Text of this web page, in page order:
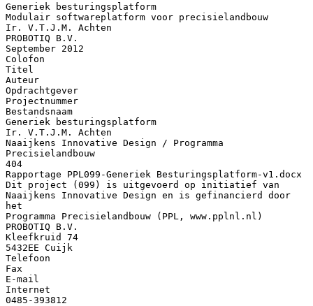
Generiek besturingsplatform
Modulair softwareplatform voor precisielandbouw
Ir. V.T.J.M. Achten
PROBOTIQ B.V.
September 2012
Colofon
Titel
Auteur
Opdrachtgever
Projectnummer
Bestandsnaam
Generiek besturingsplatform
Ir. V.T.J.M. Achten
Naaijkens Innovative Design / Programma
Precisielandbouw
404
Rapportage PPL099-Generiek Besturingsplatform-v1.docx
Dit project (099) is uitgevoerd op initiatief van
Naaijkens Innovative Design en is gefinancierd door
het
Programma Precisielandbouw (PPL, www.pplnl.nl)
PROBOTIQ B.V.
Kleefkruid 74
5432EE Cuijk
Telefoon
Fax
E-mail
Internet
0485-393812